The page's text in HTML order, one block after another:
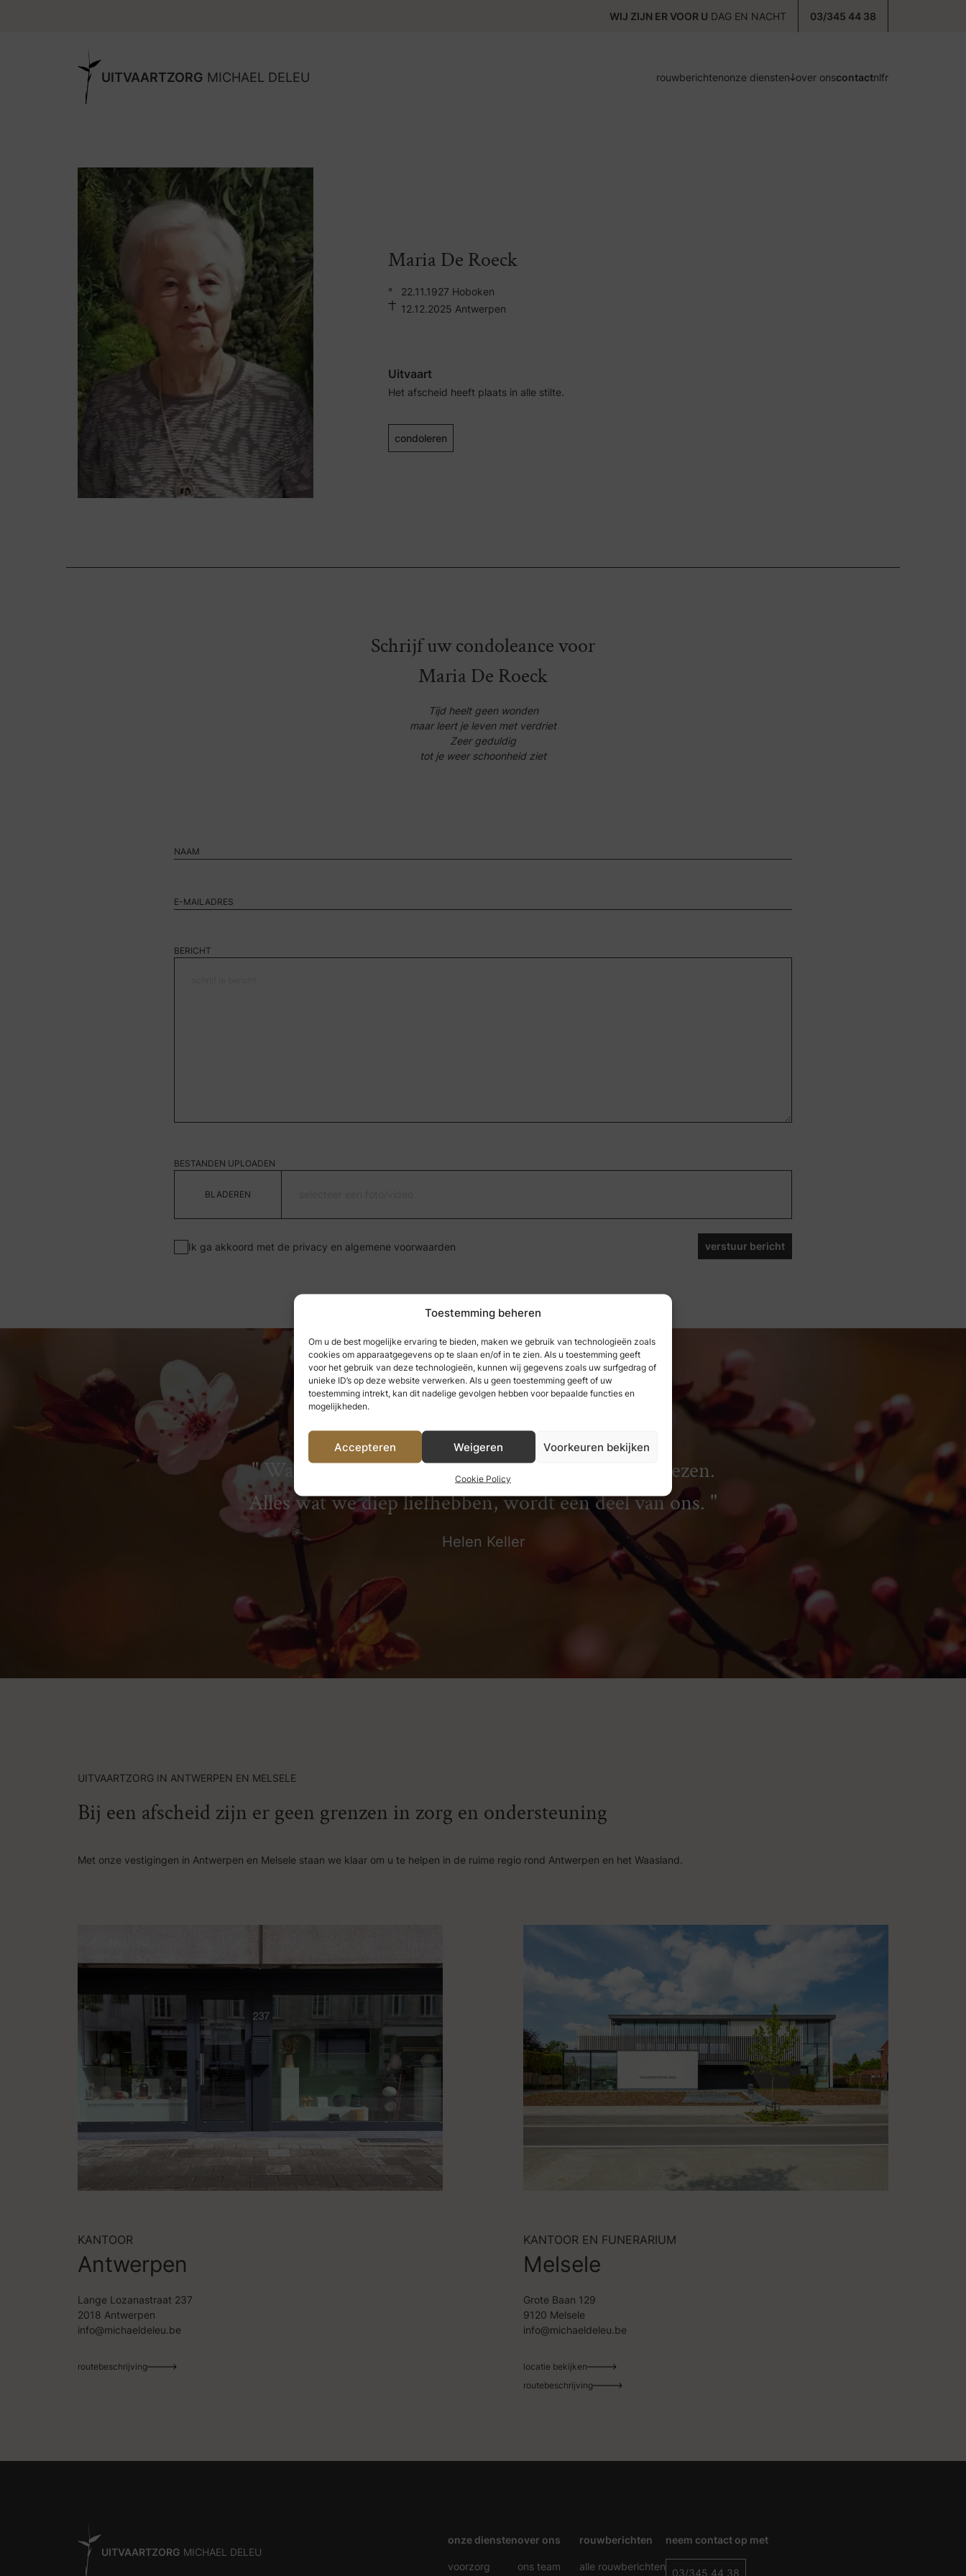
Toestemming beheren
Om u de best mogelijke ervaring te bieden, maken we gebruik van technologieën zoals
cookies om apparaatgegevens op te slaan en/of in te zien. Als u toestemming geeft
voor het gebruik van deze technologieën, kunnen wij gegevens zoals uw surfgedrag of
unieke ID’s op deze website verwerken. Als u geen toestemming geeft of uw
toestemming intrekt, kan dit nadelige gevolgen hebben voor bepaalde functies en
mogelijkheden.
Accepteren Weigeren Voorkeuren bekijken
Cookie Policy
WIJ ZIJN ER VOOR U DAG EN NACHT 03/345 44 38
UITVAARTZORG MICHAEL DELEU rouwberichtenonze diensten over onscontactnlfr
Maria De Roeck
°
22.11.1927 Hoboken
12.12.2025 Antwerpen
Uitvaart
Het afscheid heeft plaats in alle stilte.
condoleren
Schrijf uw condoleance voor
Maria De Roeck
Tijd heelt geen wonden
maar leert je leven met verdriet
Zeer geduldig
tot je weer schoonheid ziet
BERICHT
BESTANDEN UPLOADEN
Ik ga akkoord met de privacy en algemene voorwaarden verstuur bericht
Wat we hebben genoten, kunnen we nooit verliezen.
Alles wat we diep liefhebben, wordt een deel van ons.
Helen Keller
UITVAARTZORG IN ANTWERPEN EN MELSELE
Bij een afscheid zijn er geen grenzen in zorg en ondersteuning
Met onze vestigingen in Antwerpen en Melsele staan we klaar om u te helpen in de ruime regio rond Antwerpen en het Waasland.
KANTOOR
Antwerpen
Lange Lozanastraat 237
2018 Antwerpen
info@michaeldeleu.be
routebeschrijving
KANTOOR EN FUNERARIUM
Melsele
Grote Baan 129
9120 Melsele
info@michaeldeleu.be
locatie bekijken
routebeschrijving
UITVAARTZORG MICHAEL DELEU
onze diensten
voorzorg
over ons
ons team
rouwberichten
alle rouwberichten
neem contact op met
03/345 44 38